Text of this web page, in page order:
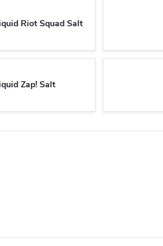
Riot Squad Salt
Zap! Salt